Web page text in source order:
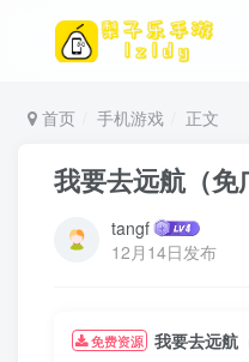
首页 手机游戏 正文
我要去远航（免
tangf
12月14日发布
免费资源 我要去远航